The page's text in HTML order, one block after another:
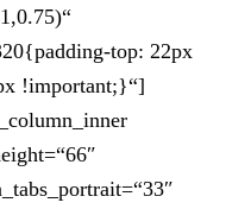
top: 22px
!important;}“]